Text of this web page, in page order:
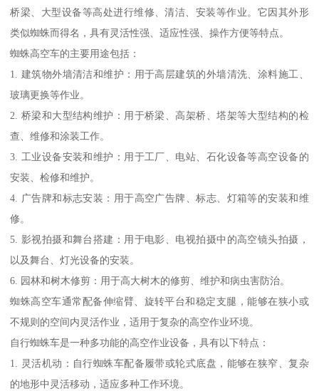
桥梁、大型设备等高处进行维修、清洁、安装等作业。它因其外形
类似蜘蛛而得名，具有灵活性强、适应性强、操作方便等特点。
蜘蛛高空车的主要用途包括：
1. 建筑物外墙清洁和维护：用于高层建筑的外墙清洗、涂料施工、
玻璃更换等作业。
2. 桥梁和大型结构维护：用于桥梁、高架桥、塔架等大型结构的检
查、维修和涂装工作。
3. 工业设备安装和维护：用于工厂、电站、石化设备等高空设备的
安装、检修和维护。
4. 广告牌和标志安装：用于高空广告牌、标志、灯箱等的安装和维
修。
5. 影视拍摄和舞台搭建：用于电影、电视拍摄中的高空镜头拍摄，
以及舞台、灯光设备的安装。
6. 园林和树木修剪：用于高大树木的修剪、维护和病虫害防治。
蜘蛛高空车通常配备伸缩臂、旋转平台和稳定支腿，能够在狭小或
不规则的空间内灵活作业，适用于复杂的高空作业环境。
自行蜘蛛车是一种多功能的高空作业设备，具有以下特点：
1. 灵活机动：自行蜘蛛车配备履带或轮式底盘，能够在狭窄、复杂
的地形中灵活移动，适应多种工作环境。